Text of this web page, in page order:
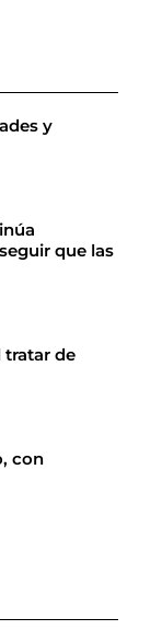
y
que las
tratar de
con